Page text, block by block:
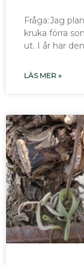
Fråga:Jag
kruka förra
ut. I år har
LÄS MER »